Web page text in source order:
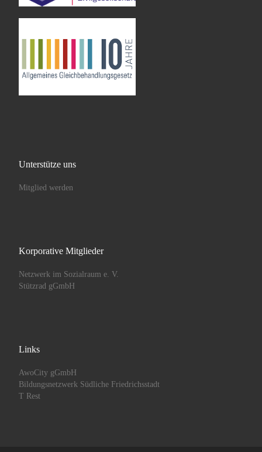
Unterstütze uns
Mitglied werden
Korporative Mitglieder
Netzwerk im Sozialraum e. V.
Stützrad gGmbH
Links
AwoCity gGmbH
Bildungsnetzwerk Südliche Friedrichsstadt
T Rest